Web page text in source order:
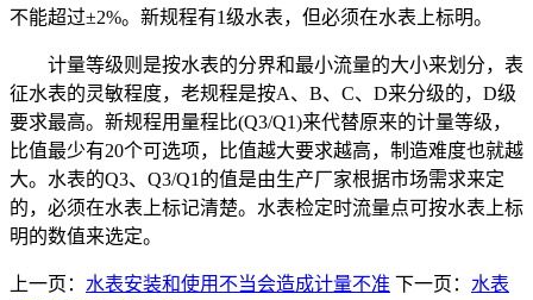
不能超过±2%。新规程有1级水表，但必须在水表上标明。
计量等级则是按水表的分界和最小流量的大小来划分，表
征水表的灵敏程度，老规程是按A、B、C、D来分级的，D级
要求最高。新规程用量程比(Q3/Q1)来代替原来的计量等级，
比值最少有20个可选项，比值越大要求越高，制造难度也就越
大。水表的Q3、Q3/Q1的值是由生产厂家根据市场需求来定
的，必须在水表上标记清楚。水表检定时流量点可按水表上标
明的数值来选定。
上一页： 水表安装和使用不当会造成计量不准 下一页： 水表